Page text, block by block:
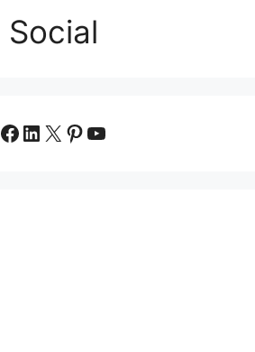
Social
Facebook
LinkedIn
X Pinterest
YouTube